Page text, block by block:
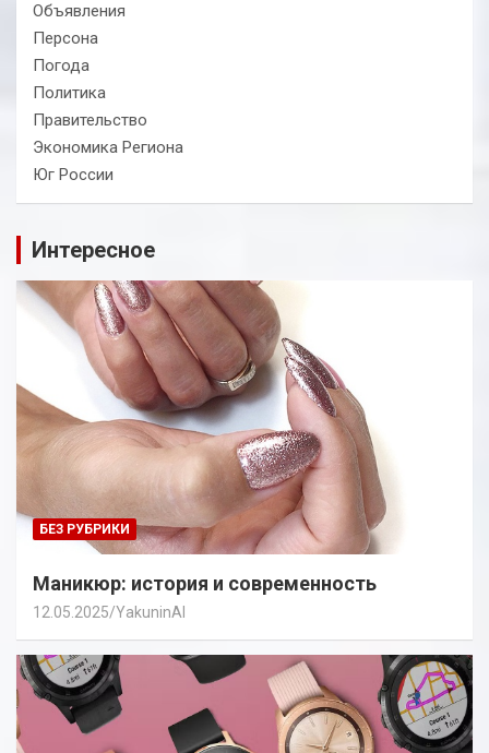
Объявления
Персона
Погода
Политика
Правительство
Экономика Региона
Юг России
Интересное
БЕЗ РУБРИКИ
Маникюр: история и современность
12.05.2025 YakuninAI